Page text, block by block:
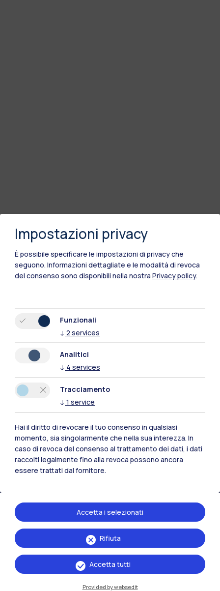
Polimi Community
Tutti i siti dell’ecosistema
Impostazioni privacy
È possibile specificare le impostazioni di privacy che
seguono. Informazioni dettagliate e le modalità di revoca
del consenso sono disponibili nella nostra Privacy policy.
Funzionali
↓ 2 services
Analitici
↓ 4 services
Tracciamento
↓ 1 service
Hai il diritto di revocare il tuo consenso in qualsiasi
momento, sia singolarmente che nella sua interezza. In
caso di revoca del consenso al trattamento dei dati, i dati
raccolti legalmente fino alla revoca possono ancora
essere trattati dal fornitore.
Rifiuta
Accetta i selezionati
Accetta tutti
Provided by websedit